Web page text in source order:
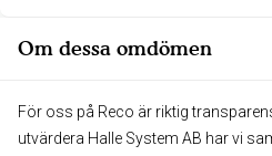
Om dessa omdömen
För oss på Reco är riktig
utvärdera Halle System AB har vi